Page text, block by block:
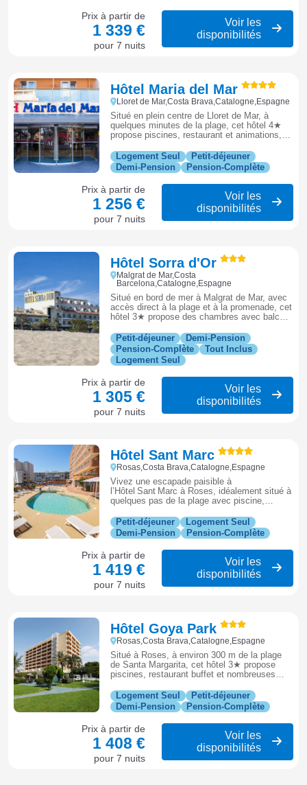
Prix à partir de
1 339 €
pour 7 nuits
Voir les
disponibilités
Hôtel Maria del Mar
Lloret de Mar,Costa Brava,Catalogne,Espagne
Situé en plein centre de Lloret de Mar, à
quelques minutes de la plage, cet hôtel 4★
propose piscines, restaurant et animations,
animée à pied.
Logement Seul
Petit-déjeuner
Demi-Pension
Pension-Complète
Prix à partir de
1 256 €
pour 7 nuits
Voir les
disponibilités
Hôtel Sorra d'Or
Malgrat de Mar,Costa
Barcelona,Catalogne,Espagne
Situé en bord de mer à Malgrat de Mar, avec
accès direct à la plage et à la promenade, cet
hôtel 3★ propose des chambres avec balcon,
Petit-déjeuner
Demi-Pension
Pension-Complète
Tout Inclus
Logement Seul
Prix à partir de
1 305 €
pour 7 nuits
Voir les
disponibilités
Hôtel Sant Marc
Rosas,Costa Brava,Catalogne,Espagne
Vivez une escapade paisible à
l’Hôtel Sant Marc à Roses, idéalement situé à
quelques pas de la plage avec piscine,
pour un séjour inoubliable.
Petit-déjeuner
Logement Seul
Demi-Pension
Pension-Complète
Prix à partir de
1 419 €
pour 7 nuits
Voir les
disponibilités
Hôtel Goya Park
Rosas,Costa Brava,Catalogne,Espagne
Situé à Roses, à environ 300 m de la plage
de Santa Margarita, cet hôtel 3★ propose
piscines, restaurant buffet et nombreuses
Logement Seul
Petit-déjeuner
Demi-Pension
Pension-Complète
Prix à partir de
1 408 €
pour 7 nuits
Voir les
disponibilités